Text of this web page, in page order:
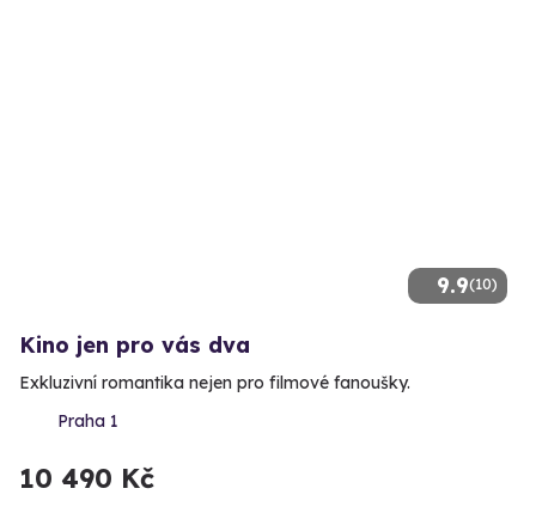
9.9(10)
Kino jen pro vás dva
Exkluzivní romantika nejen pro filmové fanoušky.
Praha 1
10 490 Kč